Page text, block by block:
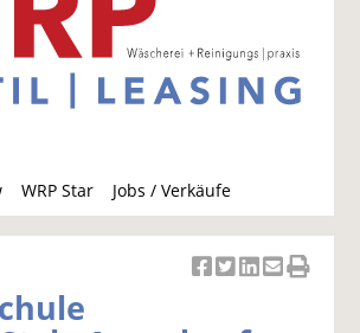
WRP Star Jobs / Verkäufe
u
c